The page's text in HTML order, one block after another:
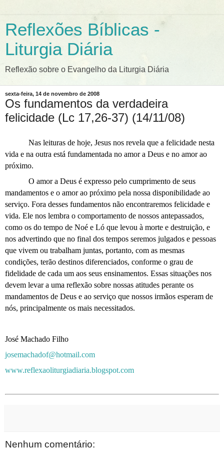
Reflexões Bíblicas -
Liturgia Diária
Reflexão sobre o Evangelho da Liturgia Diária
sexta-feira, 14 de novembro de 2008
Os fundamentos da verdadeira
felicidade (Lc 17,26-37) (14/11/08)
Nas leituras de hoje, Jesus nos revela que a felicidade nesta
vida e na outra está fundamentada no amor a Deus e no amor ao
próximo.
O amor a Deus é expresso pelo cumprimento de seus
mandamentos e o amor ao próximo pela nossa disponibilidade ao
serviço. Fora desses fundamentos não encontraremos felicidade e
vida. Ele nos lembra o comportamento de nossos antepassados,
como os do tempo de Noé e Ló que levou à morte e destruição, e
nos advertindo que no final dos tempos seremos julgados e pessoas
que vivem ou trabalham juntas, portanto, com as mesmas
condições, terão destinos diferenciados, conforme o grau de
fidelidade de cada um aos seus ensinamentos. Essas situações nos
devem levar a uma reflexão sobre nossas atitudes perante os
mandamentos de Deus e ao serviço que nossos irmãos esperam de
nós, principalmente os mais necessitados.
José Machado Filho
josemachadof@hotmail.com
www.reflexaoliturgiadiaria.blogspot.com
Nenhum comentário: